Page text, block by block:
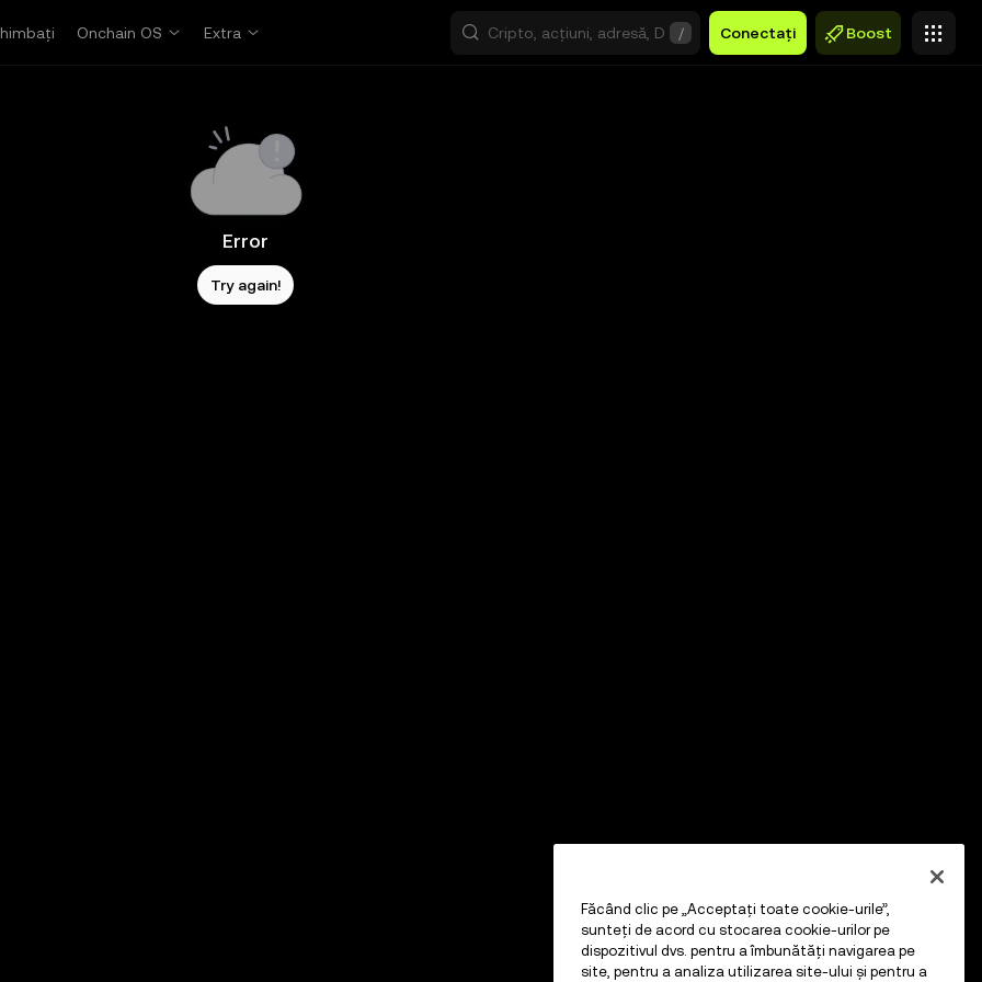
Onchain OS Extra / Conectați Boost
Error
Try again!
Făcând clic pe „Acceptați toate cookie-urile”,
sunteți de acord cu stocarea cookie-urilor pe
dispozitivul dvs. pentru a îmbunătăți navigarea pe
site, pentru a analiza utilizarea site-ului și pentru a